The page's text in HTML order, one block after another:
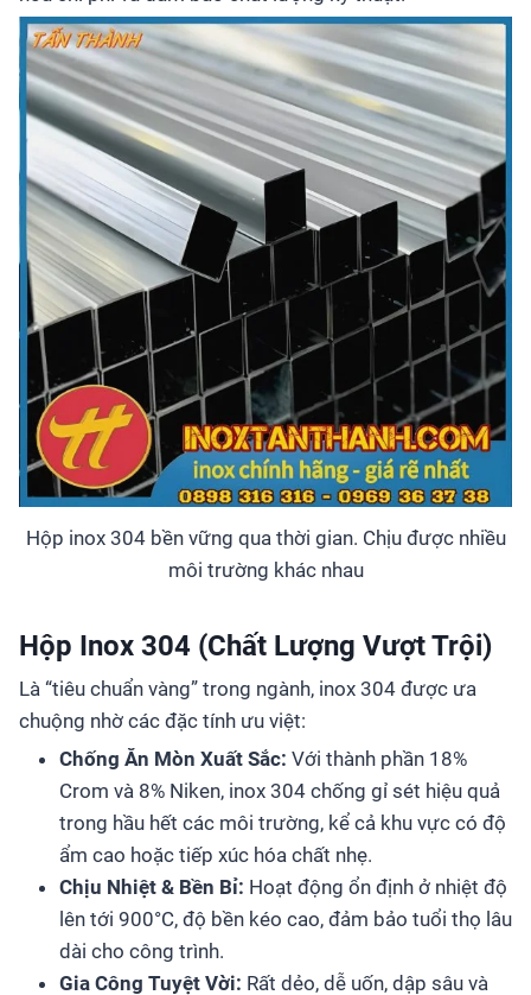
Hộp inox 304 bền vững qua thời gian. Chịu được nhiều
môi trường khác nhau
Hộp Inox 304 (Chất Lượng Vượt Trội)
Là “tiêu chuẩn vàng” trong ngành, inox 304 được ưa
chuộng nhờ các đặc tính ưu việt:
Chống Ăn Mòn Xuất Sắc: Với thành phần 18%
Crom và 8% Niken, inox 304 chống gỉ sét hiệu quả
trong hầu hết các môi trường, kể cả khu vực có độ
ẩm cao hoặc tiếp xúc hóa chất nhẹ.
Chịu Nhiệt & Bền Bỉ: Hoạt động ổn định ở nhiệt độ
lên tới 900°C, độ bền kéo cao, đảm bảo tuổi thọ lâu
dài cho công trình.
Gia Công Tuyệt Vời: Rất dẻo, dễ uốn, dập sâu và